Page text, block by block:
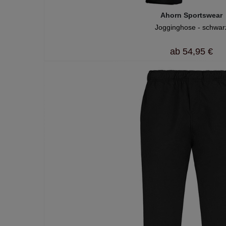
Ahorn Sportswear
Jogginghose -
ab 54,95 €